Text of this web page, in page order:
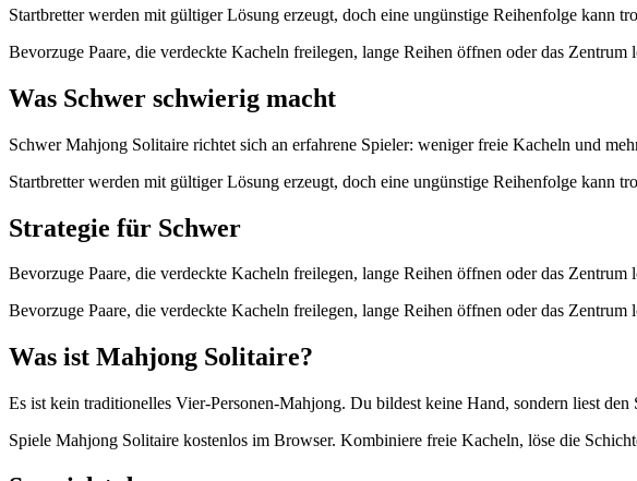
Startbretter werden mit gültiger Lösung erzeugt, doch eine ungünstige Reihenfolge kann
Bevorzuge Paare, die verdeckte Kacheln freilegen, lange Reihen öffnen oder das
Was Schwer schwierig macht
Schwer Mahjong Solitaire richtet sich an erfahrene Spieler: weniger freie Kacheln und
Startbretter werden mit gültiger Lösung erzeugt, doch eine ungünstige Reihenfolge kann
Strategie für Schwer
Bevorzuge Paare, die verdeckte Kacheln freilegen, lange Reihen öffnen oder das
Bevorzuge Paare, die verdeckte Kacheln freilegen, lange Reihen öffnen oder das
Was ist Mahjong Solitaire?
Es ist kein traditionelles Vier-Personen-Mahjong. Du bildest keine Hand, sondern liest den
Spiele Mahjong Solitaire kostenlos im Browser. Kombiniere freie Kacheln, löse die